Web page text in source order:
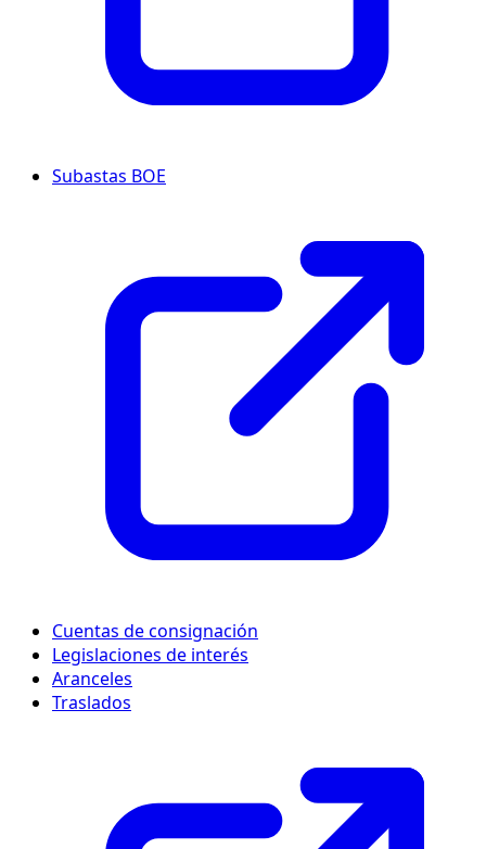
Subastas BOE
Cuentas de consignación
Legislaciones de interés
Aranceles
Traslados